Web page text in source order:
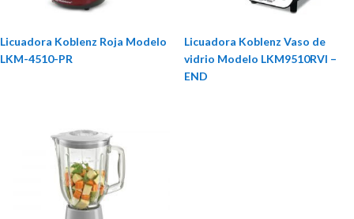
Licuadora Koblenz Roja Modelo
LKM-4510-PR
Licuadora Koblenz Vaso de
vidrio Modelo LKM9510RVI –
END